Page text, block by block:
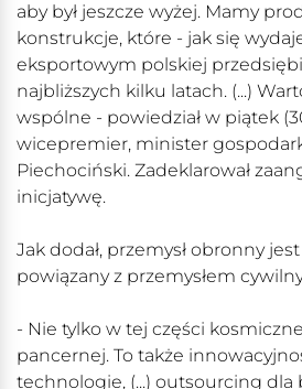
aby był jeszcze wyżej. Mamy
konstrukcje, które - jak się
eksportowym polskiej
najbliższych kilku latach. (...)
wspólne - powiedział w piątek
wicepremier, minister
Piechociński. Zadeklarował
inicjatywę.
Jak dodał, przemysł obronny
powiązany z przemysłem
- Nie tylko w tej części
pancernej. To także
technologie, (...) outsourcing dla